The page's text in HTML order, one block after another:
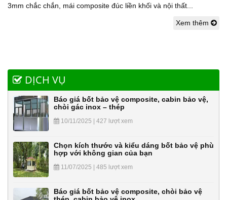
3mm chắc chắn, mái composite đúc liền khối và nội thất...
Xem thêm
DỊCH VỤ
Báo giá bốt bảo vệ composite, cabin bảo vệ,
chòi gác inox – thép
10/11/2025 | 427 lượt xem
Chọn kích thước và kiểu dáng bốt bảo vệ phù
hợp với không gian của bạn
11/07/2025 | 485 lượt xem
Báo giá bốt bảo vệ composite, chòi bảo vệ